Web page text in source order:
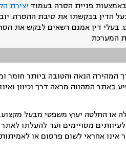
פניית הסרה בעמוד יצירת
הדין בבקשתו את סיבת ההסרה.
בעלי דין אמנם רשאים לבקש את
המערכת
הנאה והטובה ביותר חומר
באתר המהווה מראה דרך וכיוון
החלטה יעוץ משפטי מבעל מקצוע.
מסויימים ועד להעלתו לאתר
אחראי לשום פרסום או